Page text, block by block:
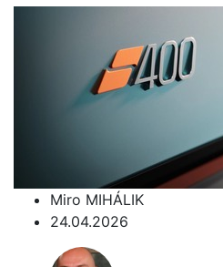
Miro MIHÁLIK
24.04.2026